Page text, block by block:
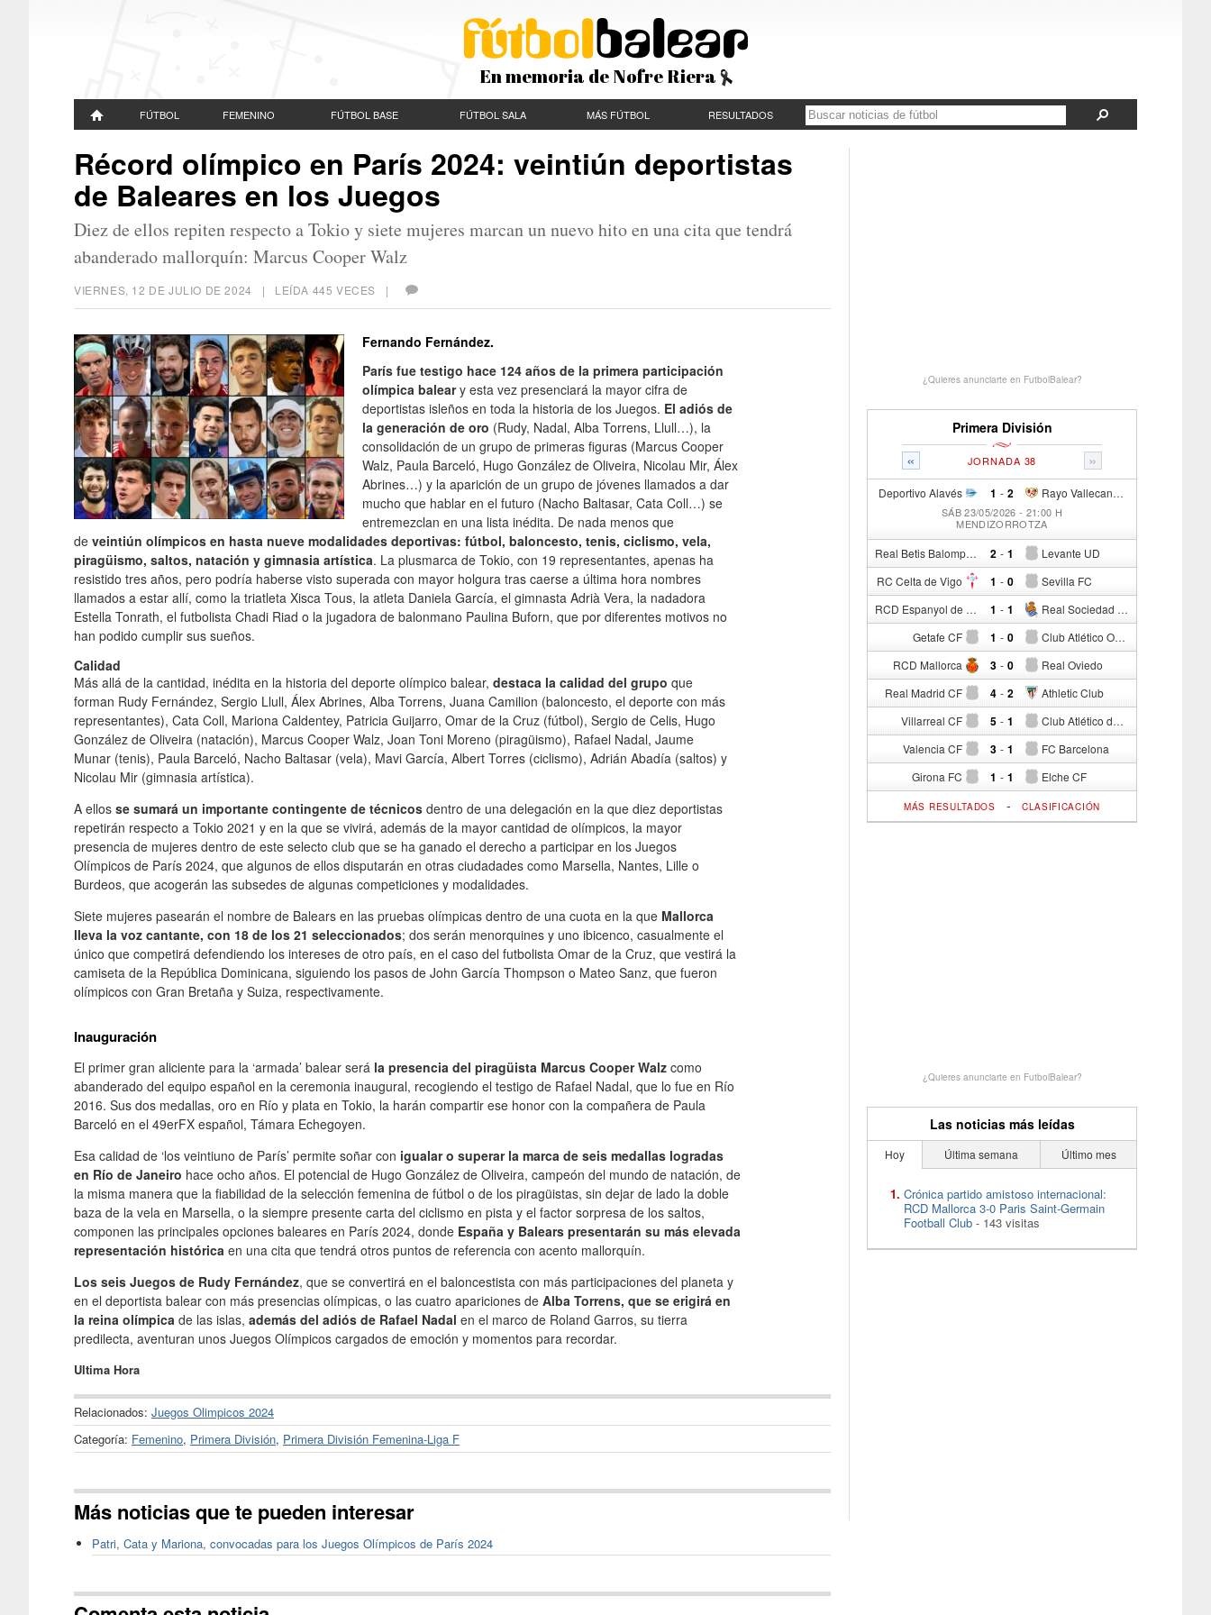
En memoria de Nofre Riera
FÚTBOL FEMENINO FÚTBOL BASE FÚTBOL SALA MÁS FÚTBOL RESULTADOS
Récord olímpico en París 2024: veintiún deportistas
de Baleares en los Juegos
Diez de ellos repiten respecto a Tokio y siete mujeres marcan un nuevo hito en una cita que tendrá
abanderado mallorquín: Marcus Cooper Walz
VIERNES, 12 DE JULIO DE 2024 | LEÍDA 445 VECES |
Fernando Fernández.
París fue testigo hace 124 años de la primera participación
olímpica baleary esta vez presenciará la mayor cifra de
deportistas isleños en toda la historia de los Juegos. El adiós de
la generación de oro (Rudy, Nadal, Alba Torrens, Llull…), la
consolidación de un grupo de primeras figuras (Marcus Cooper
Walz, Paula Barceló, Hugo González de Oliveira, Nicolau Mir, Álex
Abrines…) y la aparición de un grupo de jóvenes llamados a dar
mucho que hablar en el futuro (Nacho Baltasar, Cata Coll…) se
entremezclan en una lista inédita. De nada menos que
de veintiún olímpicos en hasta nueve modalidades deportivas: fútbol, baloncesto, tenis, ciclismo, vela,
piragüismo, saltos, natación y gimnasia artística. La plusmarca de Tokio, con 19 representantes, apenas ha
resistido tres años, pero podría haberse visto superada con mayor holgura tras caerse a última hora nombres
llamados a estar allí, como la triatleta Xisca Tous, la atleta Daniela García, el gimnasta Adrià Vera, la nadadora
Estella Tonrath, el futbolista Chadi Riad o la jugadora de balonmano Paulina Buforn, que por diferentes motivos no
han podido cumplir sus sueños.
Calidad
Más allá de la cantidad, inédita en la historia del deporte olímpico balear, destaca la calidad del grupo que
forman Rudy Fernández, Sergio Llull, Álex Abrines, Alba Torrens, Juana Camilion (baloncesto, el deporte con más
representantes), Cata Coll, Mariona Caldentey, Patricia Guijarro, Omar de la Cruz (fútbol), Sergio de Celis, Hugo
González de Oliveira (natación), Marcus Cooper Walz, Joan Toni Moreno (piragüismo), Rafael Nadal, Jaume
Munar (tenis), Paula Barceló, Nacho Baltasar (vela), Mavi García, Albert Torres (ciclismo), Adrián Abadía (saltos) y
Nicolau Mir (gimnasia artística).
A ellos se sumará un importante contingente de técnicos dentro de una delegación en la que diez deportistas
repetirán respecto a Tokio 2021 y en la que se vivirá, además de la mayor cantidad de olímpicos, la mayor
presencia de mujeres dentro de este selecto club que se ha ganado el derecho a participar en los Juegos
Olímpicos de París 2024, que algunos de ellos disputarán en otras ciudadades como Marsella, Nantes, Lille o
Burdeos, que acogerán las subsedes de algunas competiciones y modalidades.
Siete mujeres pasearán el nombre de Balears en las pruebas olímpicas dentro de una cuota en la que Mallorca
lleva la voz cantante, con 18 de los 21 seleccionados; dos serán menorquines y uno ibicenco, casualmente el
único que competirá defendiendo los intereses de otro país, en el caso del futbolista Omar de la Cruz, que vestirá la
camiseta de la República Dominicana, siguiendo los pasos de John García Thompson o Mateo Sanz, que fueron
olímpicos con Gran Bretaña y Suiza, respectivamente.
Inauguración
El primer gran aliciente para la ‘armada’ balear será la presencia del piragüista Marcus Cooper Walz como
abanderado del equipo español en la ceremonia inaugural, recogiendo el testigo de Rafael Nadal, que lo fue en Río
2016. Sus dos medallas, oro en Río y plata en Tokio, la harán compartir ese honor con la compañera de Paula
Barceló en el 49erFX español, Támara Echegoyen.
Esa calidad de ‘los veintiuno de París’ permite soñar con igualar o superar la marca de seis medallas logradas
en Río de Janeiro hace ocho años. El potencial de Hugo González de Oliveira, campeón del mundo de natación, de
la misma manera que la fiabilidad de la selección femenina de fútbol o de los piragüistas, sin dejar de lado la doble
baza de la vela en Marsella, o la siempre presente carta del ciclismo en pista y el factor sorpresa de los saltos,
componen las principales opciones baleares en París 2024, donde España y Balears presentarán su más elevada
representación histórica en una cita que tendrá otros puntos de referencia con acento mallorquín.
Los seis Juegos de Rudy Fernández, que se convertirá en el baloncestista con más participaciones del planeta y
en el deportista balear con más presencias olímpicas, o las cuatro apariciones de Alba Torrens, que se erigirá en
la reina olímpica de las islas, además del adiós de Rafael Nadal en el marco de Roland Garros, su tierra
predilecta, aventuran unos Juegos Olímpicos cargados de emoción y momentos para recordar.
Ultima Hora
Relacionados: Juegos Olimpicos 2024
Categoría: Femenino, Primera División, Primera División Femenina-Liga F
Más noticias que te pueden interesar
Patri, Cata y Mariona, convocadas para los Juegos Olímpicos de París 2024
¿Quieres anunciarte en FutbolBalear?
Primera División
« »
JORNADA 38
Deportivo Alavés 1 - Rayo Vallecano de Madrid
2
SÁB 23/05/2026 - 21:00 H
MENDIZORROTZA
Real Betis Balompié 2 - Levante UD
1
RC Celta de Vigo 1 - Sevilla FC
0
RCD Espanyol de Barcelona 1 - Real Sociedad de Fútbol
1
Getafe CF 1 - Club Atlético Osasuna
0
RCD Mallorca 3 - Real Oviedo
0
Real Madrid CF 4 - Athletic Club
2
Villarreal CF 5 - Club Atlético de Madrid
1
Valencia CF 3 - FC Barcelona
1
Girona FC 1 - Elche CF
1
MÁS RESULTADOS - CLASIFICACIÓN
¿Quieres anunciarte en FutbolBalear?
Las noticias más leídas
Hoy Última semana Último mes
Crónica partido amistoso internacional:
RCD Mallorca 3-0 Paris Saint-Germain
Football Club - 143 visitas